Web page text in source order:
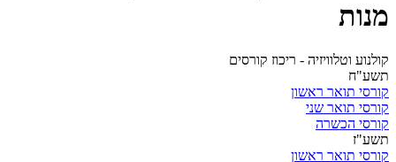
מנות
קולנוע וטלוויזיה - ריכוז קורסים
תשע"ח
קורסי תואר ראשון
קורסי תואר שני
קורסי הכשרה
תשע"ז
קורסי תואר ראשון